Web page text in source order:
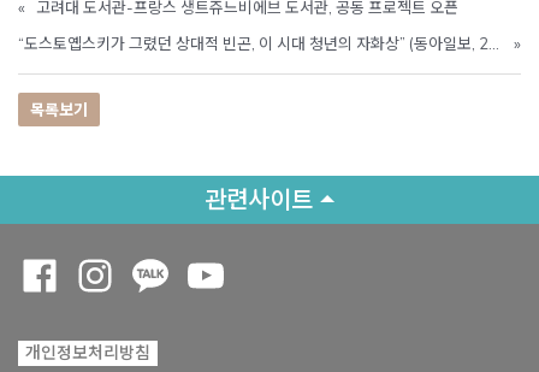
«
고려대 도서관-프랑스 생트쥬느비에브 도서관, 공동 프로젝트 오픈
»
목록보기
관련사이트
개인정보처리방침
Opens a new window
Opens a new window
Opens a new window